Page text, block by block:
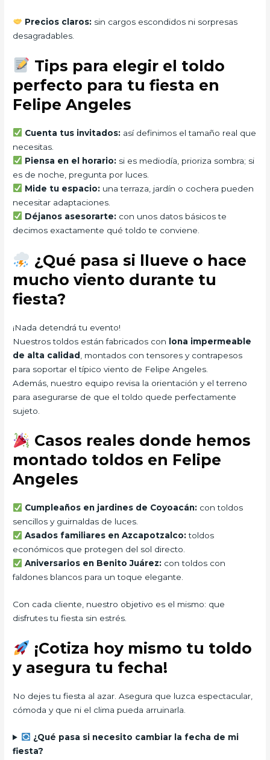
Precios claros:sin cargos escondidos ni sorpresas
desagradables.
Tips para elegir el toldo
perfecto para tu fiesta en
Felipe Angeles
Cuenta tus invitados:así definimos el tamaño real que
necesitas.
Piensa en el horario:si es mediodía, prioriza sombra; si
es de noche, pregunta por luces.
Mide tu espacio:una terraza, jardín o cochera pueden
necesitar adaptaciones.
Déjanos asesorarte:con unos datos básicos te
decimos exactamente qué toldo te conviene.
¿Qué pasa si llueve o hace
mucho viento durante tu
fiesta?
¡Nada detendrá tu evento!
Nuestros toldos están fabricados con lona impermeable
de alta calidad , montados con tensores y contrapesos
para soportar el típico viento de Felipe Angeles.
Además, nuestro equipo revisa la orientación y el terreno
para asegurarse de que el toldo quede perfectamente
sujeto.
Casos reales donde hemos
montado toldos en Felipe
Angeles
Cumpleaños en jardines de Coyoacán:con toldos
sencillos y guirnaldas de luces.
Asados familiares en Azcapotzalco:toldos
económicos que protegen del sol directo.
Aniversarios en Benito Juárez:con toldos con
faldones blancos para un toque elegante.
Con cada cliente, nuestro objetivo es el mismo: que
disfrutes tu fiesta sin estrés.
¡Cotiza hoy mismo tu toldo
y asegura tu fecha!
No dejes tu fiesta al azar. Asegura que luzca espectacular,
cómoda y que ni el clima pueda arruinarla.
¿Qué pasa si necesito cambiar la fecha de mi
fiesta?